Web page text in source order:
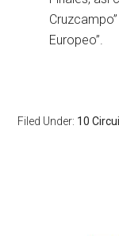
Europeo”.
Filed Under: 10